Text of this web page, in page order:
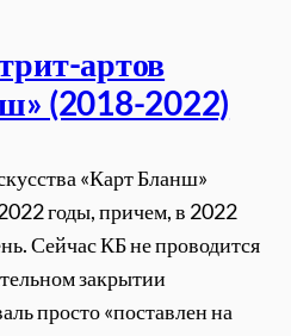
артов
(2018-2022)
«Карт Бланш»
годы, причем, в 2022
Сейчас КБ не проводится
закрытии
просто «поставлен на